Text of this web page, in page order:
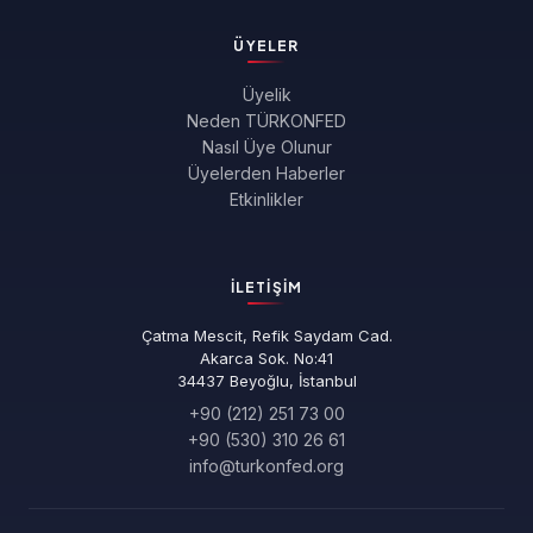
ÜYELER
Üyelik
Neden TÜRKONFED
Nasıl Üye Olunur
Üyelerden Haberler
Etkinlikler
İLETIŞIM
Çatma Mescit, Refik Saydam Cad.
Akarca Sok. No:41
34437 Beyoğlu, İstanbul
+90 (212) 251 73 00
+90 (530) 310 26 61
info@turkonfed.org